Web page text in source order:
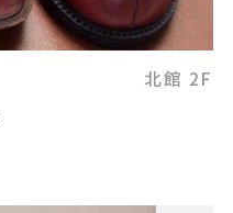
北館 2F